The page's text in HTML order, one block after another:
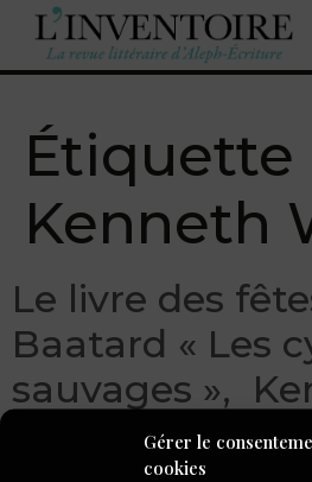
Gérer le
cookies
Étiquette
Kenneth
Le livre des
Baatard « Les
sauvages »,